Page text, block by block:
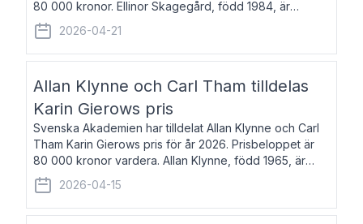
80 000 kronor. Ellinor Skagegård, född 1984, är
författare, journalist och musiker. Hon skriver
återkommande för Svenska Dagbladet, Ups
2026-04-21
Allan Klynne och Carl Tham tilldelas
Karin Gierows pris
Svenska Akademien har tilldelat Allan Klynne och Carl
Tham Karin Gierows pris för år 2026. Prisbeloppet är
80 000 kronor vardera. Allan Klynne, född 1965, är
arkeolog, författare, översättare och fil.dr i antikens
kultur och samhällsliv. Ut
2026-04-15